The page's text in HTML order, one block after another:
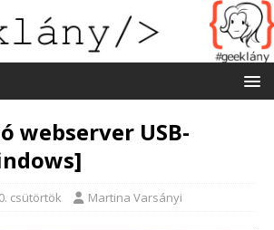
webserver USB-
csütörtök Martina Varsányi